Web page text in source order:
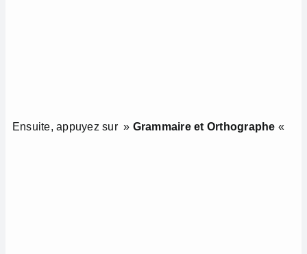
Ensuite, appuyez sur » Grammaire et Orthographe «